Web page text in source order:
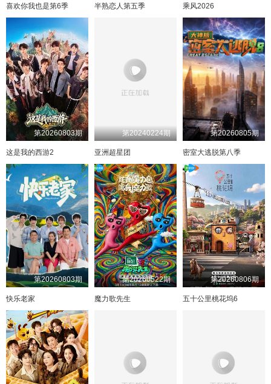
喜欢你我也是第6季 半熟恋人第五季 乘风2026
第20260803期
这是我的西游2
第20240224期
亚洲超星团
第20260805期
密室大逃脱第八季
第20260803期
快乐老家
第20260522期
魔力歌先生
第20260806期
五十公里桃花坞6